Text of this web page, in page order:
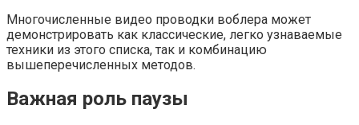
Многочисленные видео проводки воблера может
демонстрировать как классические, легко узнаваемые
техники из этого списка, так и комбинацию
вышеперечисленных методов.
Важная роль паузы